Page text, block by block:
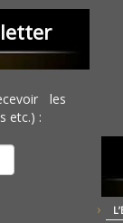
les
etc.) :